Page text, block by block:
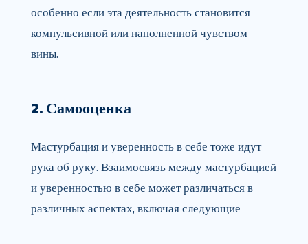
особенно если эта деятельность становится
компульсивной или наполненной чувством
вины.
2. Самооценка
Мастурбация и уверенность в себе тоже идут
рука об руку. Взаимосвязь между мастурбацией
и уверенностью в себе может различаться в
различных аспектах, включая следующие